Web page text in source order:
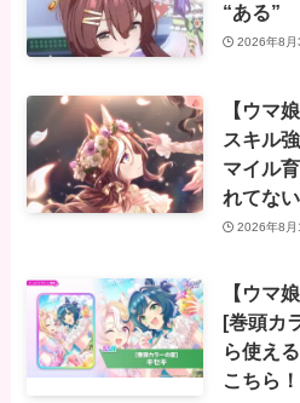
“ある”
2026年8月
【ウマ
スキル
マイル
れてな
2026年8月
【ウマ
[巻頭カ
ら使え
こちら！